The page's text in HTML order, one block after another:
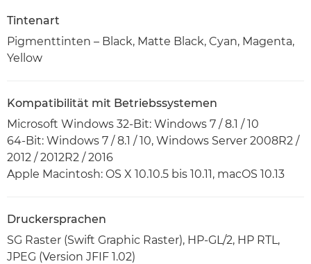
Tintenart
Pigmenttinten – Black, Matte Black, Cyan, Magenta,
Yellow
Kompatibilität mit Betriebssystemen
Microsoft Windows 32-Bit: Windows 7 / 8.1 / 10
64-Bit: Windows 7 / 8.1 / 10, Windows Server 2008R2 /
2012 / 2012R2 / 2016
Apple Macintosh: OS X 10.10.5 bis 10.11, macOS 10.13
Druckersprachen
SG Raster (Swift Graphic Raster), HP-GL/2, HP RTL,
JPEG (Version JFIF 1.02)